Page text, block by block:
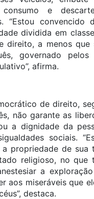
e
“Estou convencido
dividida em
direito, a menos que
governado
afirma.
de direito,
não garante as
a dignidade da
sociais.
propriedade de sua
religioso, no que
a
aos miseráveis que
destaca.